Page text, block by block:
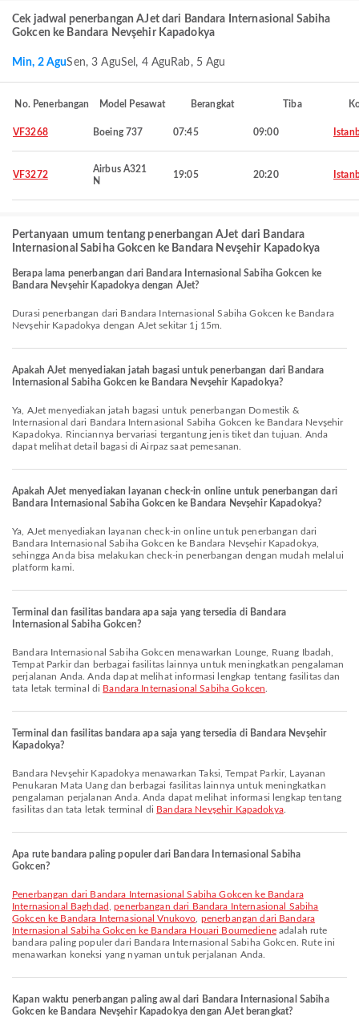
Cek jadwal penerbangan AJet dari Bandara Internasional Sabiha
Gokcen ke Bandara Nevşehir Kapadokya
Min, 2 AguSen, 3 AguSel, 4 Agu Rab, 5 Agu
No. Penerbangan Model Pesawat Berangkat Tiba
VF3268 Boeing 737 07:45 09:00
VF3272
Airbus A321
N
19:05 20:20
Pertanyaan umum tentang penerbangan AJet dari Bandara
Internasional Sabiha Gokcen ke Bandara Nevşehir Kapadokya
Berapa lama penerbangan dari Bandara Internasional Sabiha Gokcen ke
Bandara Nevşehir Kapadokya dengan AJet?
Durasi penerbangan dari Bandara Internasional Sabiha Gokcen ke Bandara
Nevşehir Kapadokya dengan AJet sekitar 1j 15m.
Apakah AJet menyediakan jatah bagasi untuk penerbangan dari Bandara
Internasional Sabiha Gokcen ke Bandara Nevşehir Kapadokya?
Ya, AJet menyediakan jatah bagasi untuk penerbangan Domestik &
Internasional dari Bandara Internasional Sabiha Gokcen ke Bandara Nevşehir
Kapadokya. Rinciannya bervariasi tergantung jenis tiket dan tujuan. Anda
dapat melihat detail bagasi di Airpaz saat pemesanan.
Apakah AJet menyediakan layanan check-in online untuk penerbangan dari
Bandara Internasional Sabiha Gokcen ke Bandara Nevşehir Kapadokya?
Ya, AJet menyediakan layanan check-in online untuk penerbangan dari
Bandara Internasional Sabiha Gokcen ke Bandara Nevşehir Kapadokya,
sehingga Anda bisa melakukan check-in penerbangan dengan mudah melalui
platform kami.
Terminal dan fasilitas bandara apa saja yang tersedia di Bandara
Internasional Sabiha Gokcen?
Bandara Internasional Sabiha Gokcen menawarkan Lounge, Ruang Ibadah,
Tempat Parkir dan berbagai fasilitas lainnya untuk meningkatkan pengalaman
perjalanan Anda. Anda dapat melihat informasi lengkap tentang fasilitas dan
tata letak terminal di Bandara Internasional Sabiha Gokcen
Terminal dan fasilitas bandara apa saja yang tersedia di Bandara Nevşehir
Kapadokya?
Bandara Nevşehir Kapadokya menawarkan Taksi, Tempat Parkir, Layanan
Penukaran Mata Uang dan berbagai fasilitas lainnya untuk meningkatkan
pengalaman perjalanan Anda. Anda dapat melihat informasi lengkap tentang
fasilitas dan tata letak terminal di Bandara Nevşehir Kapadokya.
Apa rute bandara paling populer dari Bandara Internasional Sabiha
Gokcen?
penerbangan dari Bandara Internasional Sabiha Gokcen ke Bandara
Internasional Baghdad
,penerbangan dari Bandara Internasional Sabiha
Gokcen ke Bandara Internasional Vnukovo penerbangan dari Bandara
Internasional Sabiha Gokcen ke Bandara Houari Boumedieneadalah rute
bandara paling populer dari Bandara Internasional Sabiha Gokcen. Rute ini
menawarkan koneksi yang nyaman untuk perjalanan Anda.
Kapan waktu penerbangan paling awal dari Bandara Internasional Sabiha
Gokcen ke Bandara Nevşehir Kapadokya dengan AJet berangkat?